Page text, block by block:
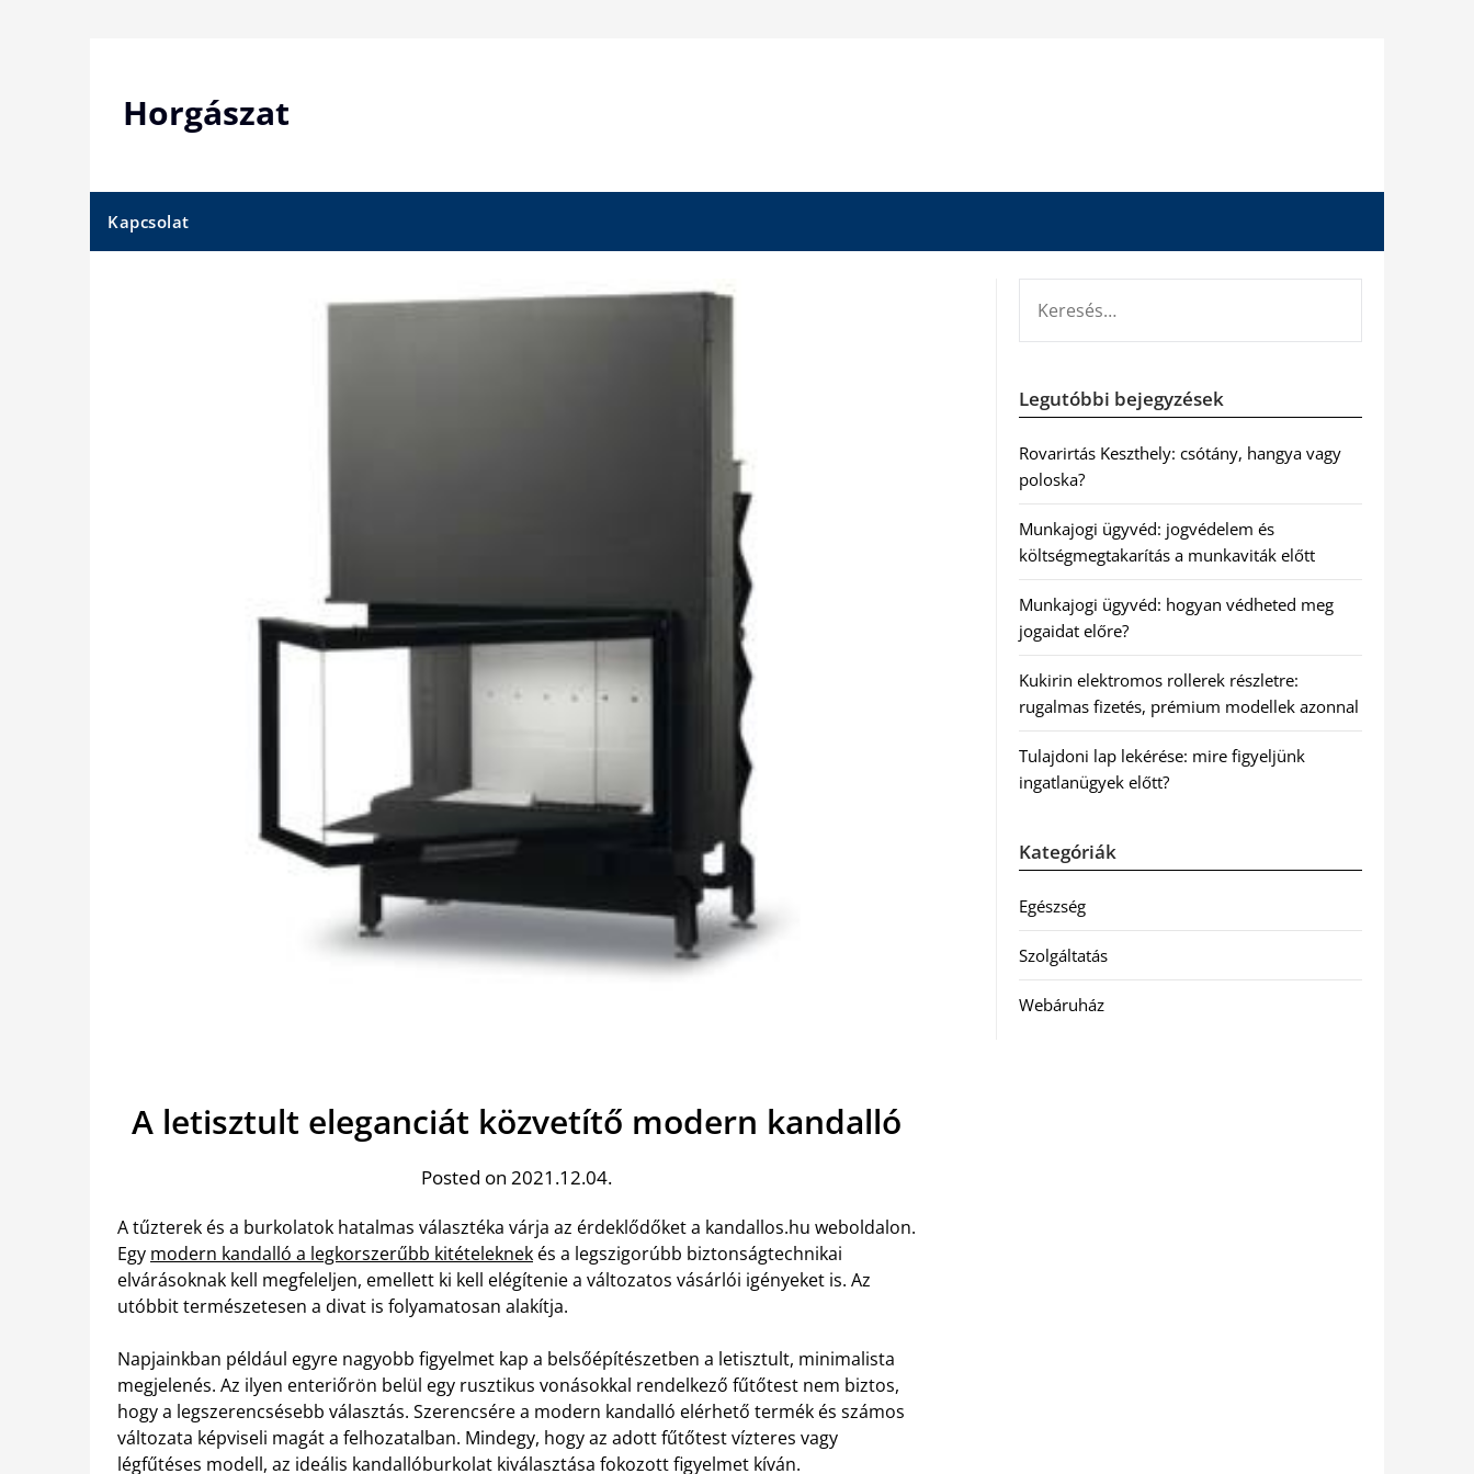
Horgászat
Kapcsolat
A letisztult eleganciát közvetítő modern kandalló
Posted on 2021.12.04.
A tűzterek és a burkolatok hatalmas választéka várja az érdeklődőket a kandallos.hu weboldalon.
Egy modern kandalló a legkorszerűbb kitételeknek és a legszigorúbb biztonságtechnikai
elvárásoknak kell megfeleljen, emellett ki kell elégítenie a változatos vásárlói igényeket is. Az
utóbbit természetesen a divat is folyamatosan alakítja.
Napjainkban például egyre nagyobb figyelmet kap a belsőépítészetben a letisztult, minimalista
megjelenés. Az ilyen enteriőrön belül egy rusztikus vonásokkal rendelkező fűtőtest nem biztos,
hogy a legszerencsésebb választás. Szerencsére a modern kandalló elérhető termék és számos
változata képviseli magát a felhozatalban. Mindegy, hogy az adott fűtőtest vízteres vagy
légfűtéses modell, az ideális kandallóburkolat kiválasztása fokozott figyelmet kíván.
Legutóbbi bejegyzések
Rovarirtás Keszthely: csótány, hangya vagy
poloska?
Munkajogi ügyvéd: jogvédelem és
költségmegtakarítás a munkaviták előtt
Munkajogi ügyvéd: hogyan védheted meg
jogaidat előre?
Kukirin elektromos rollerek részletre:
rugalmas fizetés, prémium modellek azonnal
Tulajdoni lap lekérése: mire figyeljünk
ingatlanügyek előtt?
Kategóriák
Egészség
Szolgáltatás
Webáruház